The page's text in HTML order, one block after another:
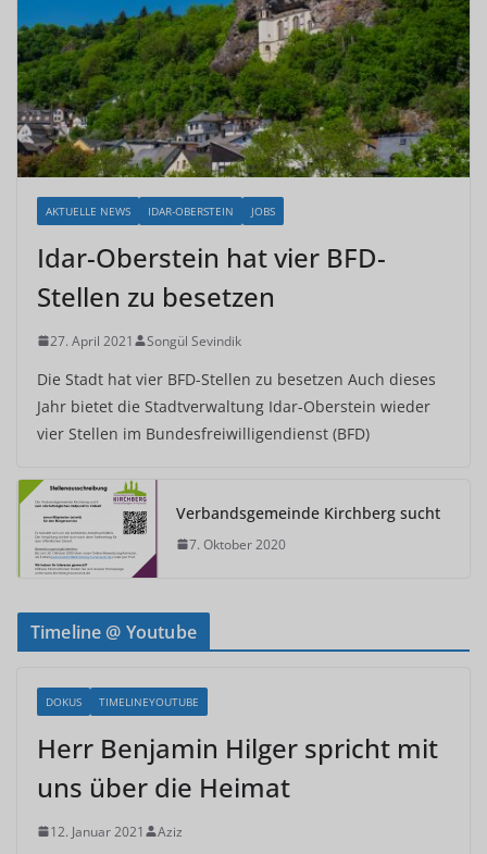
AKTUELLE NEWS IDAR-OBERSTEIN JOBS
Idar-Oberstein hat vier BFD-
Stellen zu besetzen
27. April 2021 Songül Sevindik
Die Stadt hat vier BFD-Stellen zu besetzen Auch dieses
Jahr bietet die Stadtverwaltung Idar-Oberstein wieder
vier Stellen im Bundesfreiwilligendienst (BFD)
Verbandsgemeinde Kirchberg sucht
7. Oktober 2020
Timeline @ Youtube
DOKUS TIMELINEYOUTUBE
Herr Benjamin Hilger spricht mit
uns über die Heimat
12. Januar 2021 Aziz